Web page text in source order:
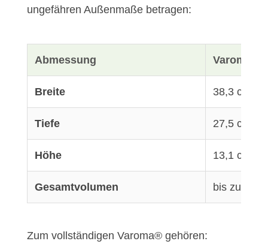
ungefähren Außenmaße betragen:
Abmessung Varoma®
Breite 38,3 cm
Tiefe 27,5 cm
Höhe 13,1 cm
Gesamtvolumen bis zu 6,8
Zum vollständigen Varoma® gehören: